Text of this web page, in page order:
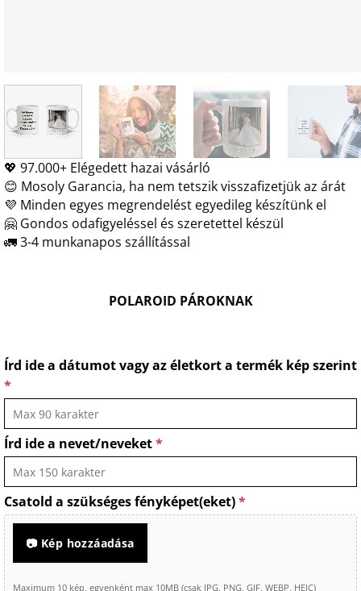
💖 97.000+ Elégedett hazai vásárló
😊 Mosoly Garancia, ha nem tetszik visszafizetjük az árát
💜 Minden egyes megrendelést egyedileg készítünk el
🤗 Gondos odafigyeléssel és szeretettel készül
🚛 3-4 munkanapos szállítással
POLAROID PÁROKNAK
Írd ide a dátumot vagy az életkort a termék kép szerint
*
Írd ide a nevet/neveket*
Csatold a szükséges fényképet(eket)*
📷 Kép hozzáadása
Maximum 10 kép, egyenként max 10MB (csak JPG, PNG, GIF, WEBP, HEIC)